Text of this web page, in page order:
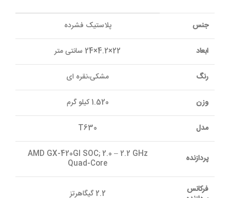
جنس پلاستیک فشرده
ابعاد 22×4.2×24 سانتی متر
رنگ مشکی،نقره ای
وزن 1.520 کیلو گرم
مدل T630
پردازنده AMD GX-420GI SOC; 2.0 – 2.2 GHz
Quad-Core
فرکانس 2.2 گیگاهرتز